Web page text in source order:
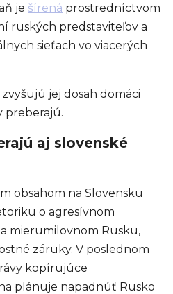
je šírená prostredníctvom
ruských predstaviteľov a
sieťach vo viacerých
jej dosah domáci
preberajú.
aj slovenské
obsahom na Slovensku
o agresívnom
mierumilovnom Rusku,
záruky. V poslednom
kopírujúce
plánuje napadnúť Rusko